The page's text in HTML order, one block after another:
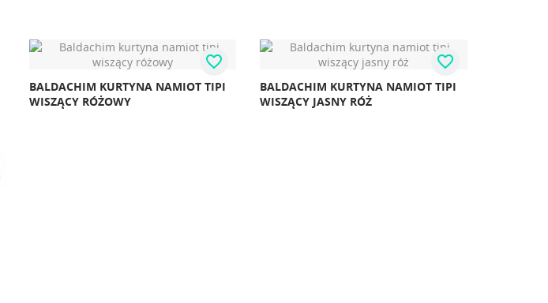
BALDACHIM KURTYNA NAMIOT TIPI
WISZĄCY RÓŻOWY
favorite_border
BALDACHIM KURTYNA NAMIOT TIPI
WISZĄCY JASNY RÓŻ
favorite_border